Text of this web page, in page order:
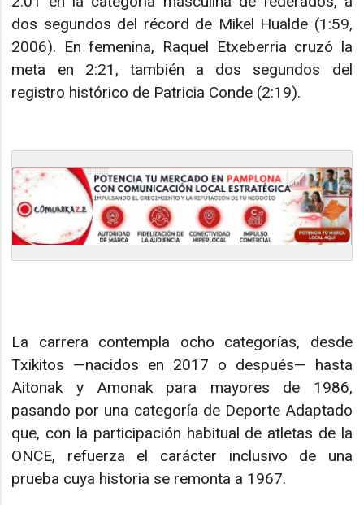
dos segundos del récord de Mikel Hualde (1:59,
2006). En femenina, Raquel Etxeberria cruzó la
meta en 2:21, también a dos segundos del
registro histórico de Patricia Conde (2:19).
La carrera contempla ocho categorías, desde
Txikitos —nacidos en 2017 o después— hasta
Aitonak y Amonak para mayores de 1986,
pasando por una categoría de Deporte Adaptado
que, con la participación habitual de atletas de la
ONCE, refuerza el carácter inclusivo de una
prueba cuya historia se remonta a 1967.